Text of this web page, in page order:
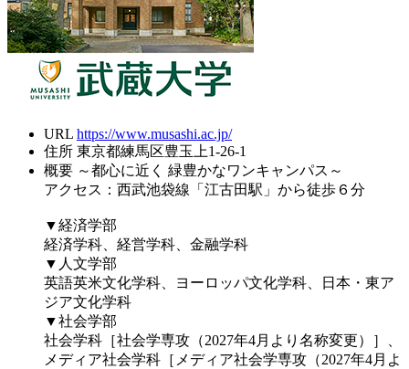
URL https://www.musashi.ac.jp/
住所 東京都練馬区豊玉上1-26-1
概要 ～都心に近く 緑豊かなワンキャンパス～
アクセス：西武池袋線「江古田駅」から徒歩６分
▼経済学部
経済学科、経営学科、金融学科
▼人文学部
英語英米文化学科、ヨーロッパ文化学科、日本・東ア
ジア文化学科
▼社会学部
社会学科［社会学専攻（2027年4月より名称変更）］、
メディア社会学科［メディア社会学専攻（2027年4月よ